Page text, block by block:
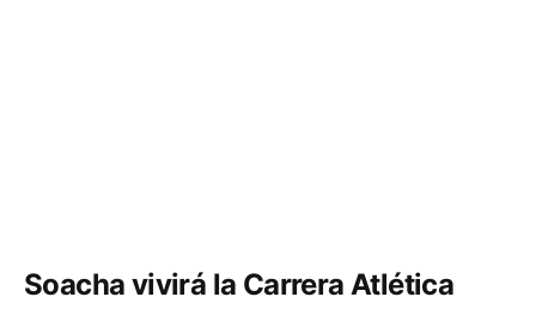
Soacha vivirá la Carrera Atlética